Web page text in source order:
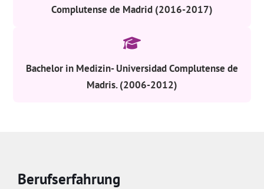
Complutense de Madrid (2016-2017)
Bachelor in Medizin- Universidad Complutense de
Madris. (2006-2012)
Berufserfahrung